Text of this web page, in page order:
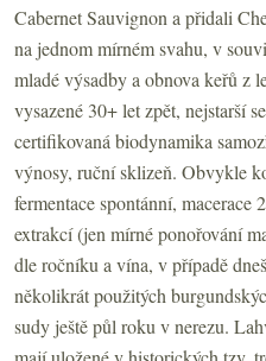
Cabernet Sauvignon a přidali
na jednom mírném svahu, v
mladé výsadby a obnova keřů z
vysazené 30+ let zpět, nejstarší
certifikovaná biodynamika
výnosy, ruční sklizeň. Obvykle
fermentace spontánní, macerace
extrakcí (jen mírné ponořování
dle ročníku a vína, v případě
několikrát použitých
sudy ještě půl roku v nerezu.